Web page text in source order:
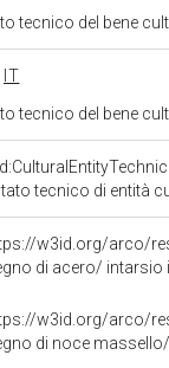
tecnico del bene
IT
tecnico del bene
tecnico di entità
di acero/
di noce